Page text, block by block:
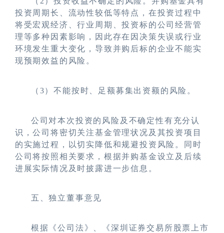
投资周期长、流动性较低等特点，在投资过程中
将受宏观经济、行业周期、投资标的公司经营管
理等多种因素影响，因此存在因决策失误或行业
环境发生重大变化，导致并购后标的企业不能实
现预期效益的风险。
（3）不能按时、足额募集出资额的风险。
公司对本次投资的风险及不确定性有充分认
识，公司将密切关注基金管理状况及其投资项目
的实施过程，以切实降低和规避投资风险。同时
公司将按照相关要求，根据并购基金设立及后续
进展实际情况及时披露进一步信息。
五、独立董事意见
根据《公司法》、《深圳证券交易所股票上市